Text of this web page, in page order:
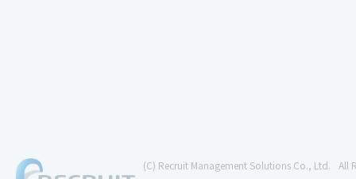
(C) Recruit Management Solutions Co., Ltd. All